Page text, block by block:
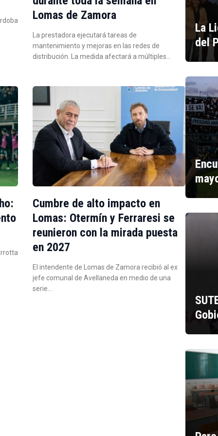
Lomas de Zamora
La prestadora ejecutará tareas de
mantenimiento y mejoras en las redes de
distribución. La medida afectará a múltiples…
Cumbre de alto impacto en
Lomas: Otermín y Ferraresi se
reunieron con la mirada puesta
en 2027
El intendente de Lomas de Zamora recibió al ex
jefe comunal de Avellaneda en medio de una
serie…
La
del